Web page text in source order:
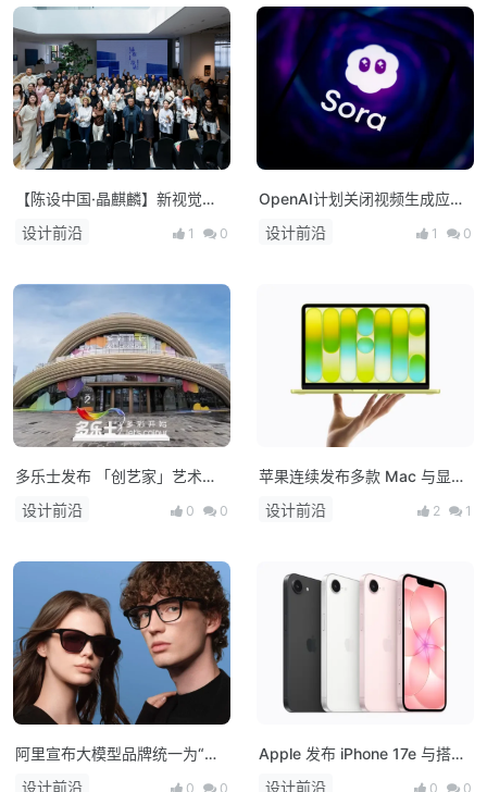
【陈设中国·晶麒麟】新视觉亮
相 布局未来人居新生态
设计前沿 1 0
OpenAI计划关闭视频生成应用
Sora，上线仅约15个月
设计前沿 1 0
多乐士发布 「创艺家」艺术
漆，开启中国家居美学新篇章！
设计前沿 0 0
苹果连续发布多款 Mac 与显示
器新品：M5 系列芯片登场，
MacBook 产品线全面升级
设计前沿 2 1
阿里宣布大模型品牌统一为“千
问”，并发布首款AI硬件产品千
设计前沿 0 0
Apple 发布 iPhone 17e 与搭载
M4 芯片的 iPad Air，多款新品
设计前沿 0 0